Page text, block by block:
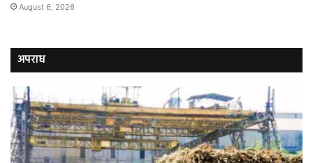
August 6, 2026
अपराध